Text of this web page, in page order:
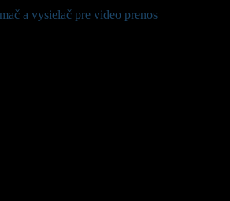
a vysielač pre video prenos